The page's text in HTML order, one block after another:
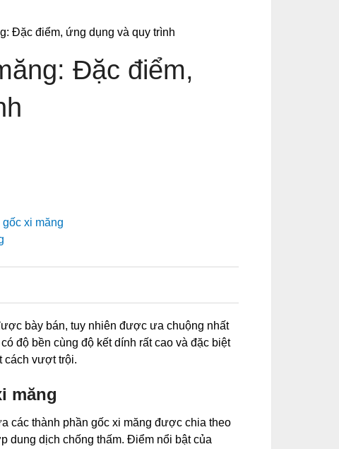
Đặc điểm, ứng dụng và quy trình
Đặc điểm,
xi măng
bày bán, tuy nhiên được ưa chuộng nhất
độ bền cùng độ kết dính rất cao và đặc biệt
cách vượt trội.
măng
các thành phần gốc xi măng được chia theo
dung dịch chống thấm. Điểm nổi bật của